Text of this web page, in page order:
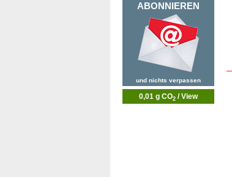
ABONNIEREN
und nichts verpassen
0,01 g CO2 / View